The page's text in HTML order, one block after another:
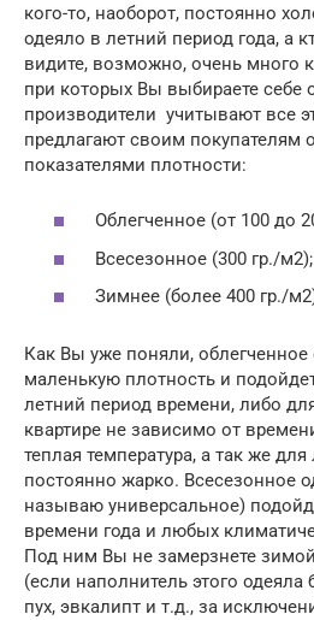
кого-то, наоборот, постоянно
одеяло в летний период года, а
видите, возможно, очень много
при которых Вы выбираете себе
производители учитывают все
предлагают своим покупателям
показателями плотности:
Облегченное (от 100 до
Всесезонное (300 гр./м2);
Зимнее (более 400 гр./
Как Вы уже поняли,
маленькую плотность и
летний период времени, либо
квартире не зависимо от
теплая температура, а так же
постоянно жарко. Всесезонное
называю универсальное)
времени года и любых
Под ним Вы не замерзнете
(если наполнитель этого одеяла
пух, эвкалипт и т.д., за